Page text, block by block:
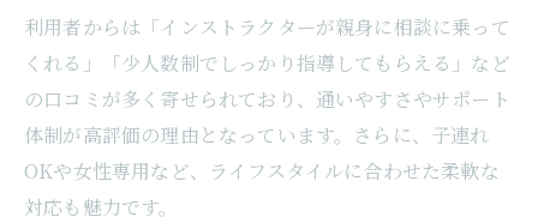
利用者からは「インストラクターが親身に相談に乗って
くれる」「少人数制でしっかり指導してもらえる」など
の口コミが多く寄せられており、通いやすさやサポート
体制が高評価の理由となっています。さらに、子連れ
OKや女性専用など、ライフスタイルに合わせた柔軟な
対応も魅力です。